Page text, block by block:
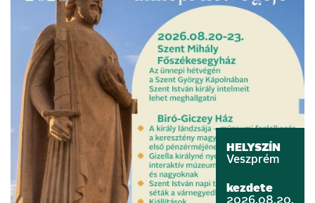
HELYSZÍN
Veszprém
kezdete
2026.08.20.